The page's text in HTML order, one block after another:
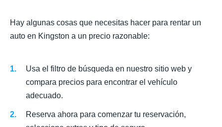
Hay algunas cosas que necesitas hacer para rentar un
auto en Kingston a un precio razonable:
Usa el filtro de búsqueda en nuestro sitio web y
compara precios para encontrar el vehículo
adecuado.
Reserva ahora para comenzar tu reservación,